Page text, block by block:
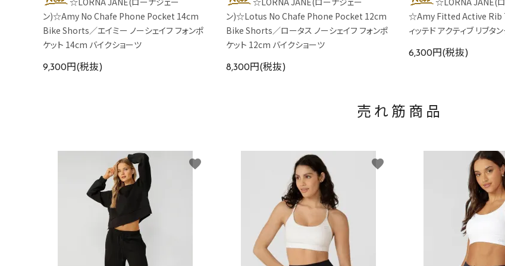
ン)☆Amy No Chafe Phone Pocket 14cm
Bike Shorts／エイミー ノーシェイフ フォンポ
ケット 14cm バイクショーツ
9,300円(税抜)
ン)☆Lotus No Chafe Phone Pocket 12cm
Bike Shorts／ロータス ノーシェイフ フォンポ
ケット 12cm バイクショーツ
8,300円(税抜)
☆Amy Fitted Active Rib
ィッテド アクティブ リブタ
6,300円(税抜)
売れ筋商品
favorite favorite